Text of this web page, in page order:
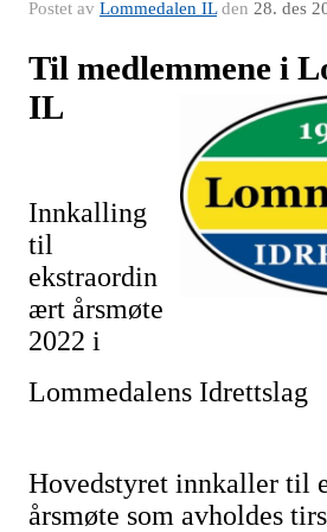
Postet av Lommedalen ILden 28. des
Til medlemmene i
IL
Innkalling
til
ekstraordin
ært årsmøte
2022 i
Lommedalens Idrettslag
Hovedstyret innkaller til
årsmøte som avholdes